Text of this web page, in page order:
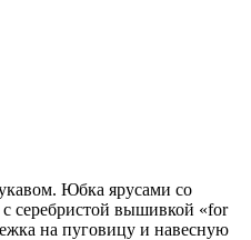
Юбка ярусами со
серебристой вышивкой «for
на пуговицу и навесную